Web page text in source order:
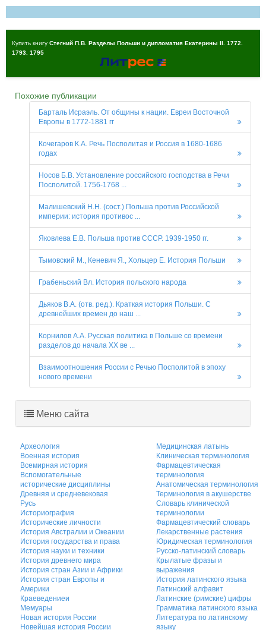
Купить книгу Стегний П.В. Разделы Польши и дипломатия Екатерины II. 1772.
1793. 1795
Похожие публикации
Барталь Исраэль. От общины к нации. Евреи Восточной
Европы в 1772-1881 гг
Кочегаров К.А. Речь Посполитая и Россия в 1680-1686
годах
Носов Б.В. Установление российского господства в Речи
Посполитой. 1756-1768 ...
Малишевский Н.Н. (сост.) Польша против Российской
империи: история противос ...
Яковлева Е.В. Польша против СССР. 1939-1950 гг.
Тымовский М., Кеневич Я., Хольцер Е. История Польши
Грабеньский Вл. История польского народа
Дьяков В.А. (отв. ред.). Краткая история Польши. С
древнейших времен до наш ...
Корнилов А.А. Русская политика в Польше со времени
разделов до начала XX ве ...
Взаимоотношения России с Речью Посполитой в эпоху
нового времени
Меню сайта
Археология
Военная история
Всемирная история
Вспомогательные
исторические дисциплины
Древняя и средневековая
Русь
Историография
Исторические личности
История Австралии и Океании
История государства и права
История науки и техники
История древнего мира
История стран Азии и Африки
История стран Европы и
Америки
Краеведениеи
Мемуары
Новая история России
Новейшая история России
Медицинская латынь
Клиническая терминология
Фармацевтическая
терминология
Анатомическая терминология
Терминология в акушерстве
Словарь клинической
терминологии
Фармацевтический словарь
Лекарственные растения
Юридическая терминология
Русско-латинский словарь
Крылатые фразы и
выражения
История латинского языка
Латинский алфавит
Латинские (римские) цифры
Грамматика латинского языка
Литература по латинскому
языку